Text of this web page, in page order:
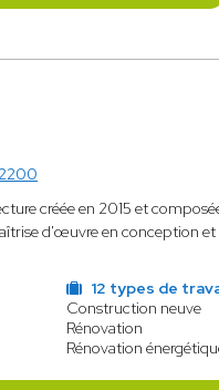
créée en 2015 et
d'œuvre en conception et
12 types de
Construction neuve
Rénovation
Rénovation